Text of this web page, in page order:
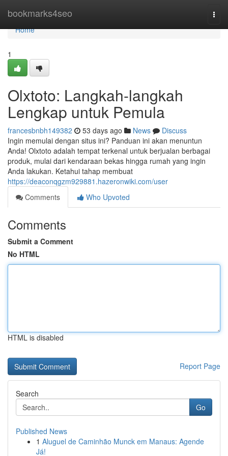
bookmarks4seo
Home
Home
1
Olxtoto: Langkah-langkah
Lengkap untuk Pemula
francesbnbh149382 53 days ago News
Discuss
Ingin memulai dengan situs ini? Panduan ini akan menuntun
Anda! Olxtoto adalah tempat terkenal untuk berjualan berbagai
produk, mulai dari kendaraan bekas hingga rumah yang ingin
Anda lakukan. Ketahui tahap membuat
https://deaconqgzm929881.hazeronwiki.com/user
Comments
Who Upvoted
Comments
Submit a Comment
No HTML
HTML is disabled
Report Page
Search
Go
Published News
1 Aluguel de Caminhão Munck em Manaus: Agende
Já!